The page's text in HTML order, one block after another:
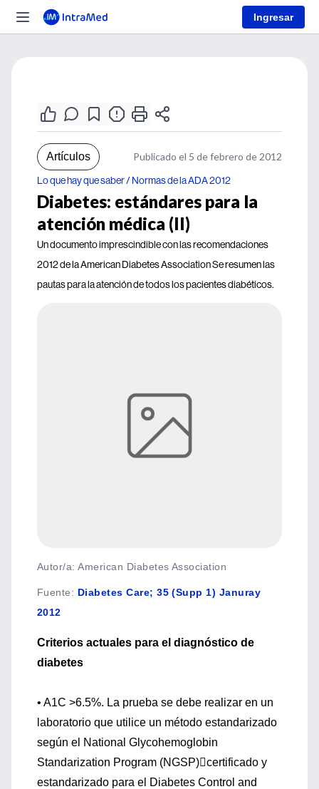
Ingresar
Artículos Publicado el 5 de febrero de 2012
Lo que hay que saber / Normas de la ADA 2012
Diabetes: estándares para la
atención médica (II)
Un documento imprescindible con las recomendaciones
2012 de la American Diabetes Association Se resumen las
pautas para la atención de todos los pacientes diabéticos.
Autor/a: American Diabetes Association
Fuente: Diabetes Care; 35 (Supp 1) Januray
2012
Criterios actuales para el diagnóstico de
diabetes
• A1C >6.5%. La prueba se debe realizar en un
laboratorio que utilice un método estandarizado
según el National Glycohemoglobin
Standarization Program (NGSP)certificado y
estandarizado para el Diabetes Control and